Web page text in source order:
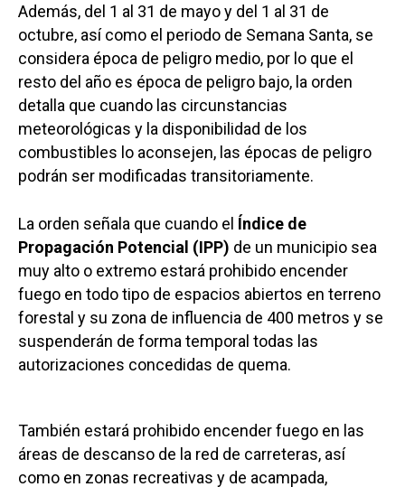
Además, del 1 al 31 de mayo y del 1 al 31 de
octubre, así como el periodo de Semana Santa, se
considera época de peligro medio, por lo que el
resto del año es época de peligro bajo, la orden
detalla que cuando las circunstancias
meteorológicas y la disponibilidad de los
combustibles lo aconsejen, las épocas de peligro
podrán ser modificadas transitoriamente.
La orden señala que cuando el Índice de
Propagación Potencial (IPP) de un municipio sea
muy alto o extremo estará prohibido encender
fuego en todo tipo de espacios abiertos en terreno
forestal y su zona de influencia de 400 metros y se
suspenderán de forma temporal todas las
autorizaciones concedidas de quema.
También estará prohibido encender fuego en las
áreas de descanso de la red de carreteras, así
como en zonas recreativas y de acampada,